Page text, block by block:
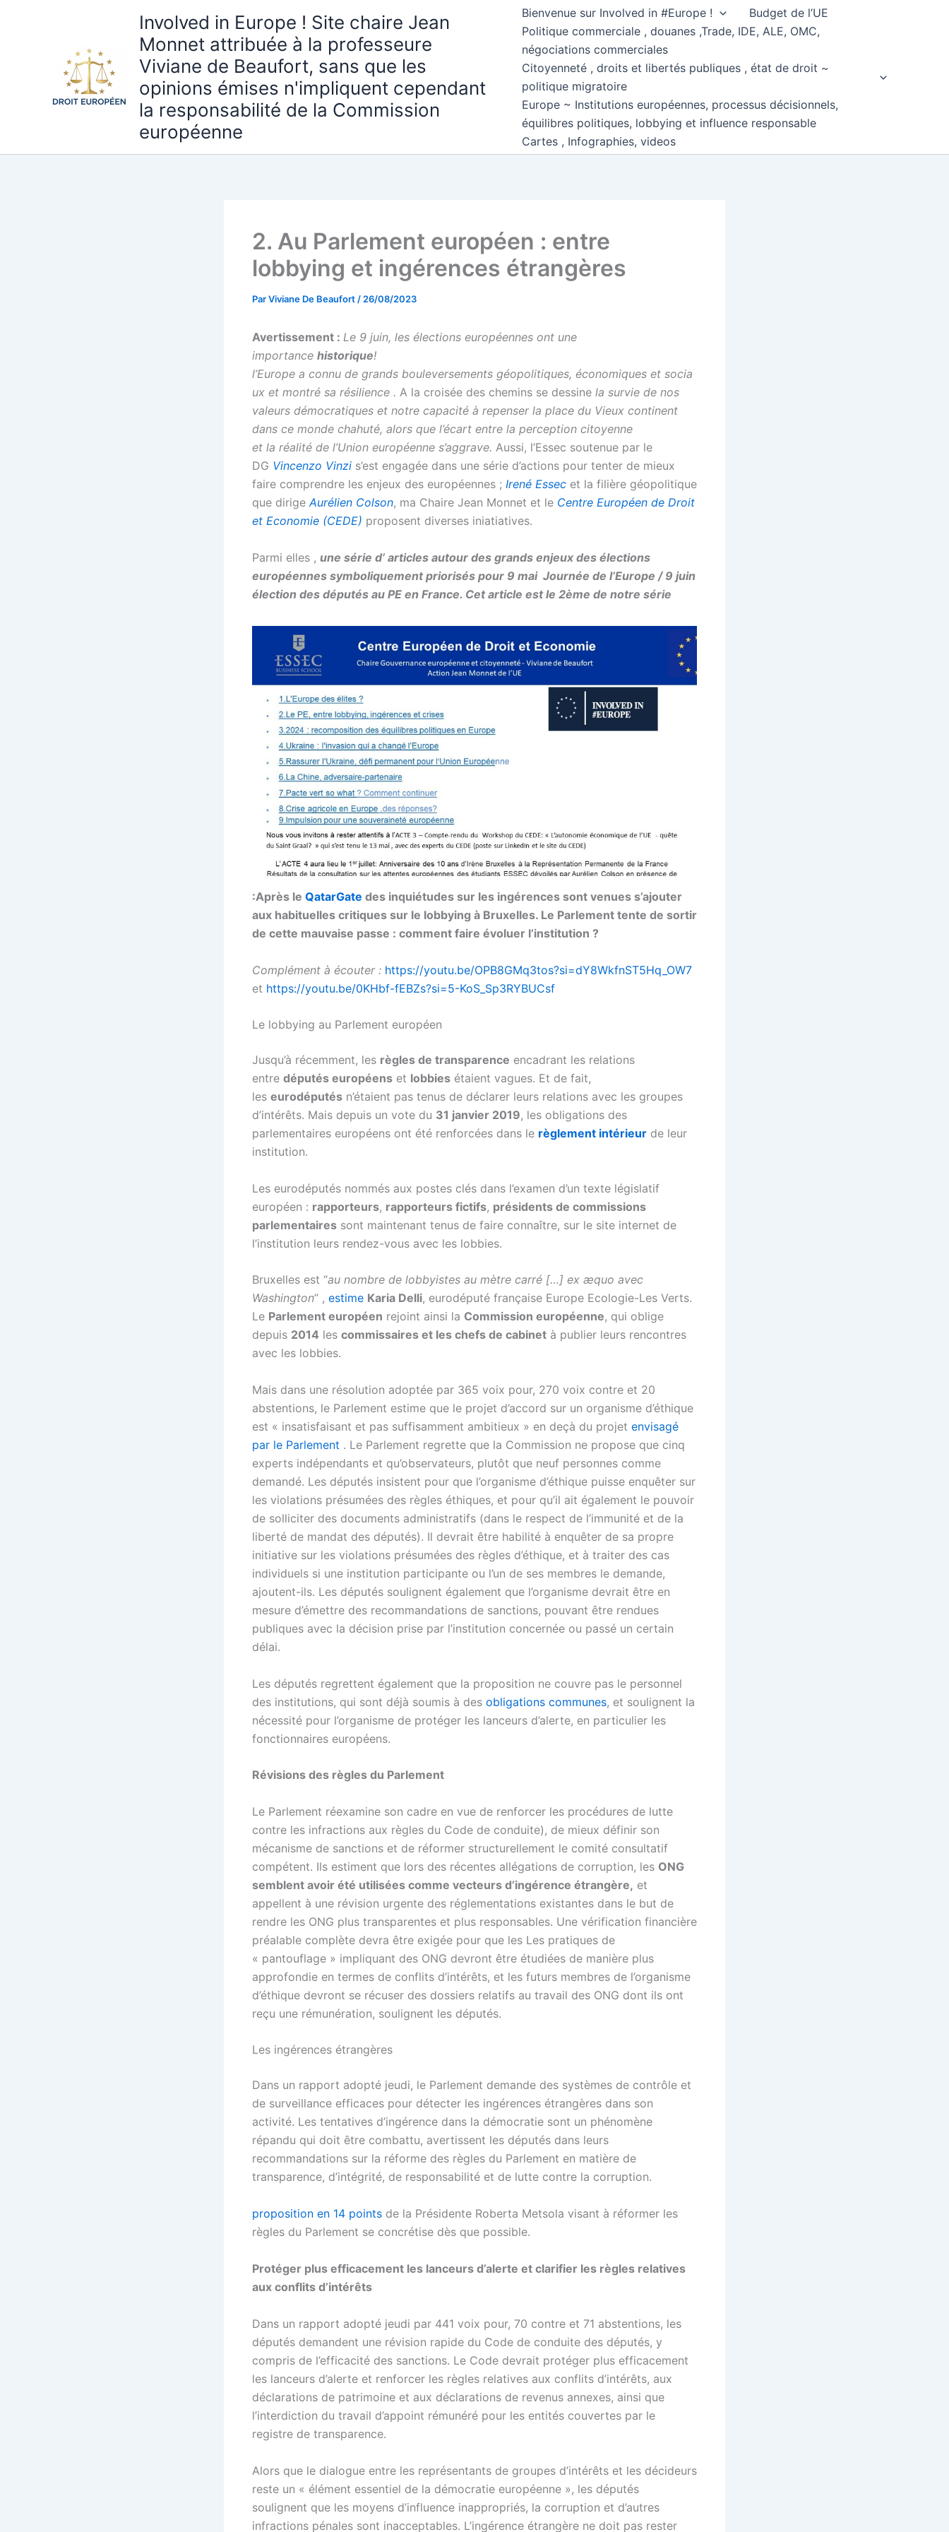
Involved in Europe ! Site chaire Jean
Monnet attribuée à la professeure
Viviane de Beaufort, sans que les
opinions émises n'impliquent cependant
la responsabilité de la Commission
européenne
Bienvenue sur Involved in #Europe !
Budget de l’UE
Politique commerciale , douanes ,Trade, IDE, ALE, OMC,
négociations commerciales
Citoyenneté , droits et libertés publiques , état de droit ~
politique migratoire
Europe ~ Institutions européennes, processus décisionnels,
équilibres politiques, lobbying et influence responsable
Cartes , Infographies, videos
2. Au Parlement européen : entre
lobbying et ingérences étrangères
ParViviane De Beaufort / 26/08/2023
Avertissement : Le 9 juin, les élections européennes ont une
importance historique!
l’Europe a connu de grands bouleversements géopolitiques, économiques et socia
ux et montré sa résilience . A la croisée des chemins se dessine la survie de nos
valeurs démocratiques et notre capacité à repenser la place du Vieux continent
dans ce monde chahuté, alors que l’écart entre la perception citoyenne
et la réalité de l’Union européenne s’aggrave. Aussi, l’Essec soutenue par le
DG Vincenzo Vinzi s’est engagée dans une série d’actions pour tenter de mieux
faire comprendre les enjeux des européennes ; Irené Essec et la filière géopolitique
que dirigeAurélien Colson, ma Chaire Jean Monnet et le Centre Européen de Droit
et Economie (CEDE) proposent diverses iniatiatives.
Parmi elles , une série d’ articles autour des grands enjeux des élections
européennes symboliquement priorisés pour 9 mai Journée de l’Europe / 9 juin
élection des députés au PE en France. Cet article est le 2ème de notre série
:Après le QatarGate des inquiétudes sur les ingérences sont venues s’ajouter
aux habituelles critiques sur le lobbying à Bruxelles. Le Parlement tente de sortir
de cette mauvaise passe : comment faire évoluer l’institution ?
Complément à écouter : https://youtu.be/OPB8GMq3tos?si=dY8WkfnST5Hq_OW7
et https://youtu.be/0KHbf-fEBZs?si=5-KoS_Sp3RYBUCsf
Le lobbying au Parlement européen
Jusqu’à récemment, les règles de transparence encadrant les relations
entre députés européens et lobbies étaient vagues. Et de fait,
les eurodéputés n’étaient pas tenus de déclarer leurs relations avec les groupes
d’intérêts. Mais depuis un vote du 31 janvier 2019, les obligations des
parlementaires européens ont été renforcées dans le règlement intérieur de leur
institution.
Les eurodéputés nommés aux postes clés dans l’examen d’un texte législatif
européen : rapporteurs, rapporteurs fictifs, présidents de commissions
parlementaires sont maintenant tenus de faire connaître, sur le site internet de
l’institution leurs rendez-vous avec les lobbies.
Bruxelles est “au nombre de lobbyistes au mètre carré […] ex æquo avec
Washington” , estime Karia Delli, eurodéputé française Europe Ecologie-Les Verts.
Le Parlement européen rejoint ainsi la Commission européenne, qui oblige
depuis 2014 les commissaires et les chefs de cabinet à publier leurs rencontres
avec les lobbies.
Mais dans une résolution adoptée par 365 voix pour, 270 voix contre et 20
abstentions, le Parlement estime que le projet d’accord sur un organisme d’éthique
est « insatisfaisant et pas suffisamment ambitieux » en deçà du projet envisagé
par le Parlement . Le Parlement regrette que la Commission ne propose que cinq
experts indépendants et qu’observateurs, plutôt que neuf personnes comme
demandé. Les députés insistent pour que l’organisme d’éthique puisse enquêter sur
les violations présumées des règles éthiques, et pour qu’il ait également le pouvoir
de solliciter des documents administratifs (dans le respect de l’immunité et de la
liberté de mandat des députés). Il devrait être habilité à enquêter de sa propre
initiative sur les violations présumées des règles d’éthique, et à traiter des cas
individuels si une institution participante ou l’un de ses membres le demande,
ajoutent-ils. Les députés soulignent également que l’organisme devrait être en
mesure d’émettre des recommandations de sanctions, pouvant être rendues
publiques avec la décision prise par l’institution concernée ou passé un certain
délai.
Les députés regrettent également que la proposition ne couvre pas le personnel
des institutions, qui sont déjà soumis à des obligations communes, et soulignent la
nécessité pour l’organisme de protéger les lanceurs d’alerte, en particulier les
fonctionnaires européens.
Révisions des règles du Parlement
Le Parlement réexamine son cadre en vue de renforcer les procédures de lutte
contre les infractions aux règles du Code de conduite), de mieux définir son
mécanisme de sanctions et de réformer structurellement le comité consultatif
compétent. Ils estiment que lors des récentes allégations de corruption, les ONG
semblent avoir été utilisées comme vecteurs d’ingérence étrangère, et
appellent à une révision urgente des réglementations existantes dans le but de
rendre les ONG plus transparentes et plus responsables. Une vérification financière
préalable complète devra être exigée pour que les Les pratiques de
« pantouflage » impliquant des ONG devront être étudiées de manière plus
approfondie en termes de conflits d’intérêts, et les futurs membres de l’organisme
d’éthique devront se récuser des dossiers relatifs au travail des ONG dont ils ont
reçu une rémunération, soulignent les députés.
Les ingérences étrangères
Dans un rapport adopté jeudi, le Parlement demande des systèmes de contrôle et
de surveillance efficaces pour détecter les ingérences étrangères dans son
activité. Les tentatives d’ingérence dans la démocratie sont un phénomène
répandu qui doit être combattu, avertissent les députés dans leurs
recommandations sur la réforme des règles du Parlement en matière de
transparence, d’intégrité, de responsabilité et de lutte contre la corruption.
proposition en 14 points de la Présidente Roberta Metsola visant à réformer les
règles du Parlement se concrétise dès que possible.
Protéger plus efficacement les lanceurs d’alerte et clarifier les règles relatives
aux conflits d’intérêts
Dans un rapport adopté jeudi par 441 voix pour, 70 contre et 71 abstentions, les
députés demandent une révision rapide du Code de conduite des députés, y
compris de l’efficacité des sanctions. Le Code devrait protéger plus efficacement
les lanceurs d’alerte et renforcer les règles relatives aux conflits d’intérêts, aux
déclarations de patrimoine et aux déclarations de revenus annexes, ainsi que
l’interdiction du travail d’appoint rémunéré pour les entités couvertes par le
registre de transparence.
Alors que le dialogue entre les représentants de groupes d’intérêts et les décideurs
reste un « élément essentiel de la démocratie européenne », les députés
soulignent que les moyens d’influence inappropriés, la corruption et d’autres
infractions pénales sont inacceptables. L’ingérence étrangère ne doit pas rester